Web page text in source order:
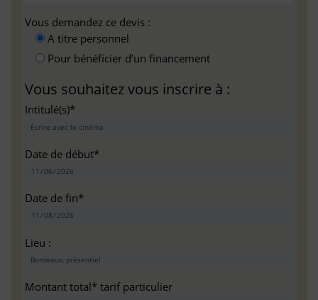
Vous demandez ce devis :
A titre personnel
Pour bénéficier d’un financement
Vous souhaitez vous inscrire à :
Intitulé(s)*
Date de début*
Date de fin*
Lieu :
Montant total* tarif particulier